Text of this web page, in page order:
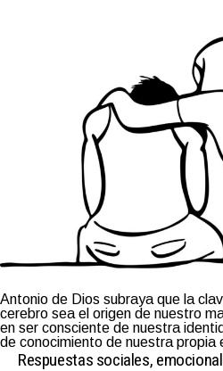
Antonio de Dios subraya que la
cerebro sea el origen de nuestro
en ser consciente de nuestra
de conocimiento de nuestra propia
Respuestas sociales,